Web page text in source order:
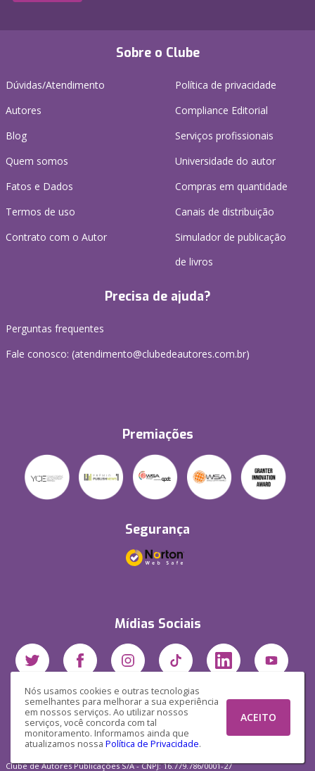
Nós usamos cookies e outras tecnologias
semelhantes para melhorar a sua experiência
em nossos serviços. Ao utilizar nossos
serviços, você concorda com tal
monitoramento. Informamos ainda que
atualizamos nossa Política de Privacidade.
ACEITO
Sobre o Clube
Dúvidas/Atendimento
Autores
Blog
Quem somos
Fatos e Dados
Termos de uso
Contrato com o Autor
Política de privacidade
Compliance Editorial
Serviços profissionais
Universidade do autor
Compras em quantidade
Canais de distribuição
Simulador de publicação
de livros
Precisa de ajuda?
Perguntas frequentes
Fale conosco: (atendimento@clubedeautores.com.br)
Premiações
Segurança
Mídias Sociais
Clube de Autores Publicações S/A - CNPJ: 16.779.786/0001-27